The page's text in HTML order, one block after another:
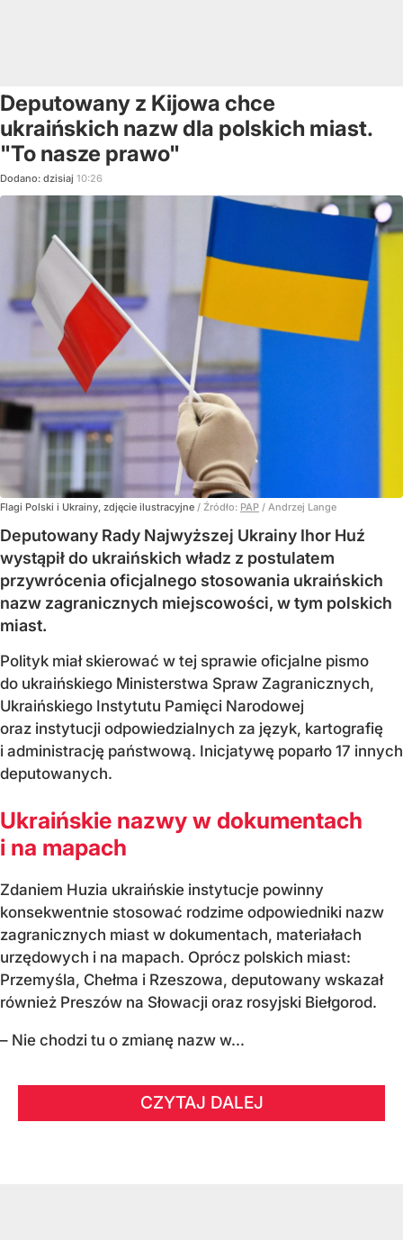
Deputowany z Kijowa chce
ukraińskich nazw dla polskich miast.
"To nasze prawo"
Dodano: dzisiaj 10:26
Flagi Polski i Ukrainy, zdjęcie ilustracyjne / Źródło: PAP / Andrzej Lange
Deputowany Rady Najwyższej Ukrainy Ihor Huź
wystąpił do ukraińskich władz z postulatem
przywrócenia oficjalnego stosowania ukraińskich
nazw zagranicznych miejscowości, w tym polskich
miast.
Polityk miał skierować w tej sprawie oficjalne pismo
do ukraińskiego Ministerstwa Spraw Zagranicznych,
Ukraińskiego Instytutu Pamięci Narodowej
oraz instytucji odpowiedzialnych za język, kartografię
i administrację państwową. Inicjatywę poparło 17 innych
deputowanych.
Ukraińskie nazwy w dokumentach
i na mapach
Zdaniem Huzia ukraińskie instytucje powinny
konsekwentnie stosować rodzime odpowiedniki nazw
zagranicznych miast w dokumentach, materiałach
urzędowych i na mapach. Oprócz polskich miast:
Przemyśla, Chełma i Rzeszowa, deputowany wskazał
również Preszów na Słowacji oraz rosyjski Biełgorod.
– Nie chodzi tu o zmianę nazw w...
CZYTAJ DALEJ